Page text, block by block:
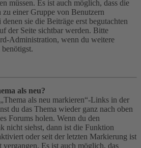
müssen. Es ist auch möglich, dass die
einer Gruppe von Benutzern
sie die Beiträge erst begutachten
der Seite sichtbar werden. Bitte
Administration, wenn du weitere
als neu?
als neu markieren“-Links in der
du das Thema wieder ganz nach oben
Forums holen. Wenn du den
nicht siehst, dann ist die Funktion
oder seit der letzten Markierung ist
vergangen. Es ist auch möglich, das